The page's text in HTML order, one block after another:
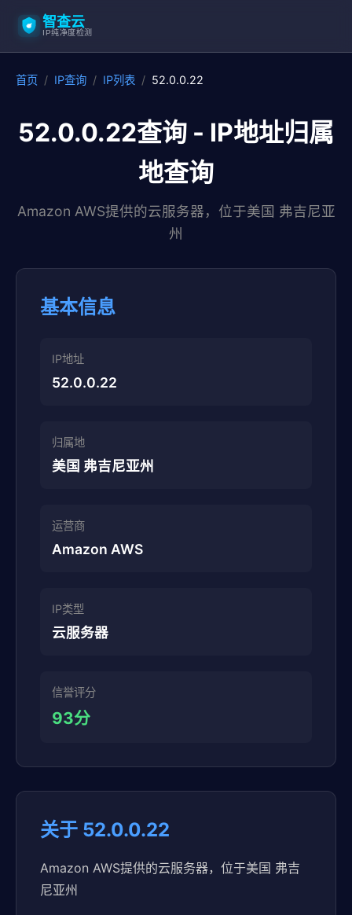
智查云
IP纯净度检测
首页 / IP查询 / IP列表 / 52.0.0.22
52.0.0.22查询 - IP地址归属
地查询
Amazon AWS提供的云服务器，位于美国 弗吉尼亚
州
基本信息
IP地址
52.0.0.22
归属地
美国 弗吉尼亚州
运营商
Amazon AWS
IP类型
云服务器
信誉评分
93分
关于 52.0.0.22
Amazon AWS提供的云服务器，位于美国 弗吉
尼亚州